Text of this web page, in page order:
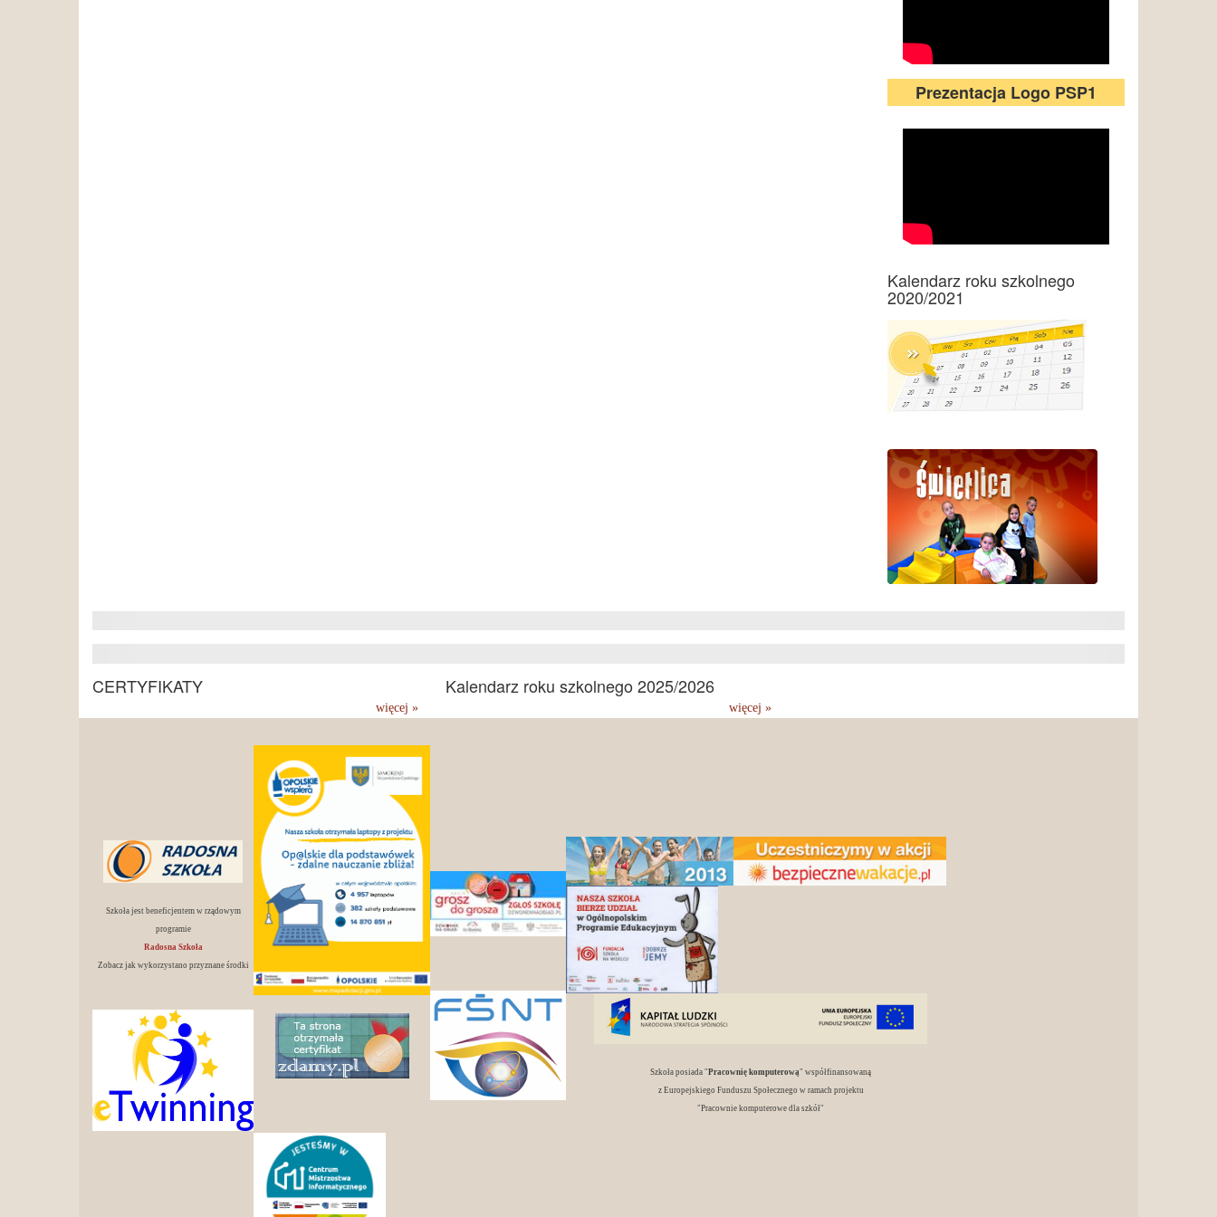
Prezentacja Logo PSP1
Kalendarz roku szkolnego
2020/2021
CERTYFIKATY
więcej »
Kalendarz roku szkolnego 2025/2026
więcej »
Szkoła jest beneficjentem w rządowym
programie
Radosna Szkoła
Zobacz jak wykorzystano przyznane środki
Szkoła posiada "Pracownię komputerową" współfinansowaną
z Europejskiego Funduszu Społecznego w ramach projektu
"Pracownie komputerowe dla szkół"